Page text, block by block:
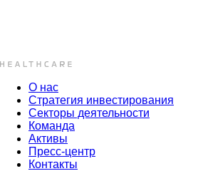
О нас
Стратегия инвестирования
Секторы деятельности
Команда
Активы
Пресс-центр
Контакты